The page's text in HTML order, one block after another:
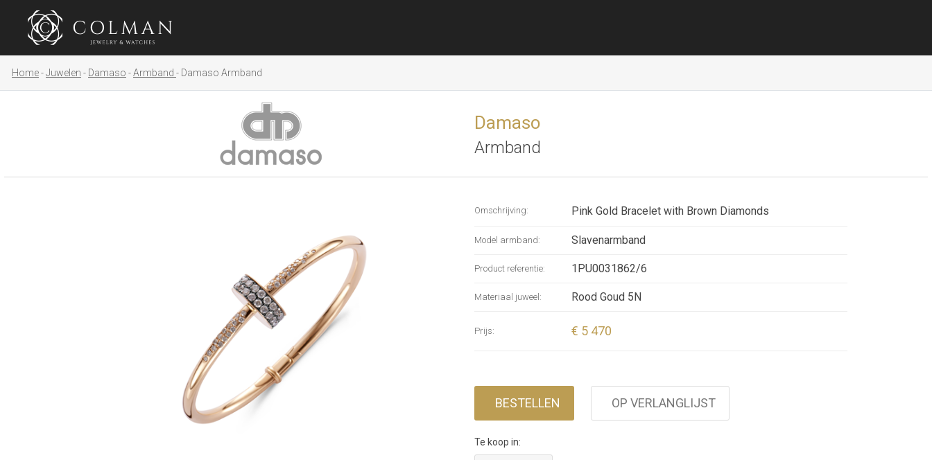
Home Juwelen Damaso Armband Damaso Armband
Damaso
Armband
Omschrijving: Pink Gold Bracelet with Brown Diamonds
Model armband: Slavenarmband
Product referentie: 1PU0031862/6
Materiaal juweel: Rood Goud 5N
Prijs: € 5 470
BESTELLEN OP VERLANGLIJST
Te koop in: